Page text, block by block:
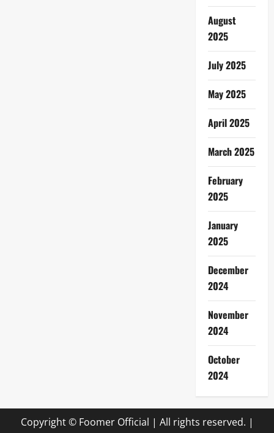
August
2025
July 2025
May 2025
April 2025
March 2025
February
2025
January
2025
December
2024
November
2024
October
2024
Copyright © Foomer Official | All rights reserved. |